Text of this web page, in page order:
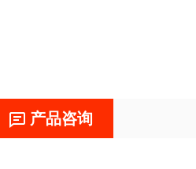
产品咨询